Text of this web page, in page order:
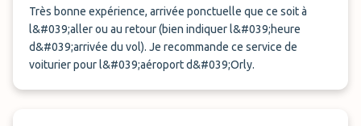
Très bonne expérience, arrivée ponctuelle que ce soit à
l&#039;aller ou au retour (bien indiquer l&#039;heure
d&#039;arrivée du vol). Je recommande ce service de
voiturier pour l&#039;aéroport d&#039;Orly.